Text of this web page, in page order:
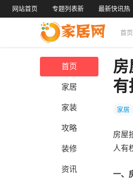
网站首页 专题列表新 最新快讯热
首页
首页
家居
家装
攻略
装修
资讯
房
有
家居
房屋
人有
一、